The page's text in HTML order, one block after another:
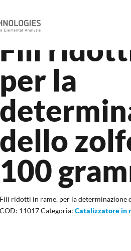
zolfo. Ø0,8. 100 grammi
Fili
per la
dello
100
Fili ridotti in rame. per la determinazione
COD: 11017Categoria: Catalizzatore in